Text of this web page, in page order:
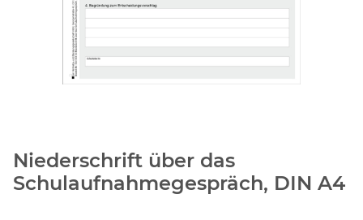
Niederschrift über das
Schulaufnahmegespräch, DIN A4